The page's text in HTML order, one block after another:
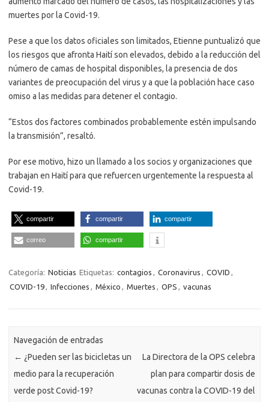
muertes por la Covid-19.
Pese a que los datos oficiales son limitados, Etienne puntualizó que
los riesgos que afronta Haití son elevados, debido a la reducción del
número de camas de hospital disponibles, la presencia de dos
variantes de preocupación del virus y a que la población hace caso
omiso a las medidas para detener el contagio.
“Estos dos factores combinados probablemente estén impulsando
la transmisión”, resaltó.
Por ese motivo, hizo un llamado a los socios y organizaciones que
trabajan en Haití para que refuercen urgentemente la respuesta al
Covid-19.
compartir compartir compartir
correo compartir
Categoría: Noticias Etiquetas: contagios Coronavirus COVID
COVID-19
Infecciones México Muertes OPS vacunas
Navegación de entradas
← ¿Pueden ser las bicicletas un
medio para la recuperación
verde post Covid-19?
La Directora de la OPS celebra
plan para compartir dosis de
vacunas contra la COVID-19 del